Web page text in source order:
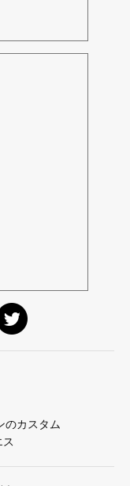
のカスタム